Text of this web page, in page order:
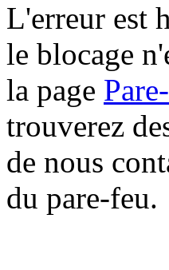
L'erreur est
le blocage
la page
trouverez
de nous
du pare-feu.